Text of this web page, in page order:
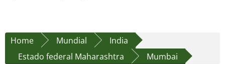
Home Mundial
India
Estado federal Maharashtra
Mumbai